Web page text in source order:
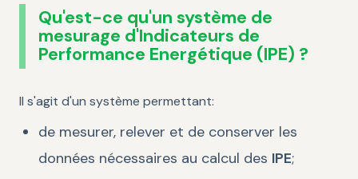
Qu'est-ce qu'un système de
mesurage d'Indicateurs de
Performance Energétique (IPE) ?
Il s'agit d'un système permettant:
de mesurer, relever et de conserver les
données nécessaires au calcul des IPE;